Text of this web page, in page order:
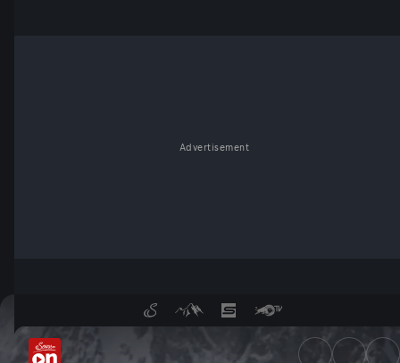
Advertisement
World of Freesports -